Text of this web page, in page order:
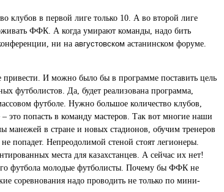
клубов в первой лиге только 10. А во второй лиге
ФФК. А когда умирают команды, надо бить
ни на августовском астанинском форуме.
привести. И можно было бы в программе поставить цель
футболистов. Да, будет реализована программа,
футболе. Нужно большое количество клубов,
это попасть в команду мастеров. Так вот многие наши
в стране и новых стадионов, обучим тренеров
попадет. Непреодолимой стеной стоят легионеры.
места для казахстанцев. А сейчас их нет!
футбола молодые футболисты. Почему бы ФФК не
соревнования надо проводить не только по мини-